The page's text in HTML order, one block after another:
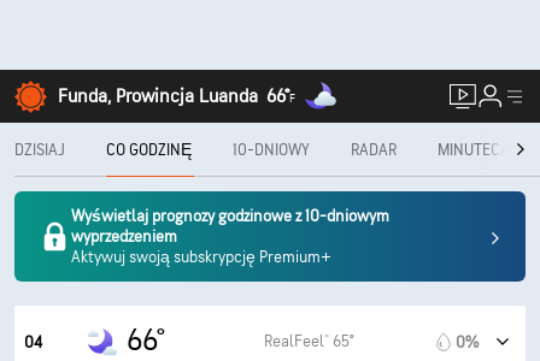
Funda, Prowincja Luanda 66°F
DZISIAJ CO GODZINĘ 10-DNIOWY RADAR MINUTECAST®
Wyświetlaj prognozy godzinowe z 10-dniowym
wyprzedzeniem
Aktywuj swoją subskrypcję Premium+
04 66° RealFeel® 65° 0%